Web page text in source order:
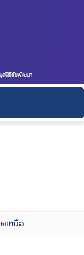
มูลนิธิชัยพัฒนา
เหนือ